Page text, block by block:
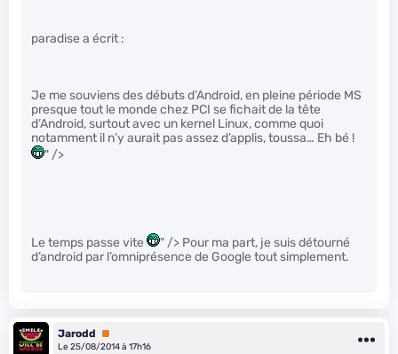
paradise a écrit :
Je me souviens des débuts d’Android, en pleine période MS
presque tout le monde chez PCI se fichait de la tête
d’Android, surtout avec un kernel Linux, comme quoi
notamment il n’y aurait pas assez d’applis, toussa… Eh bé !
" />
Le temps passe vite
" /> Pour ma part, je suis détourné
d’android par l’omniprésence de Google tout simplement.
Jarodd
Premium
Le 25/08/2014 à 17h16